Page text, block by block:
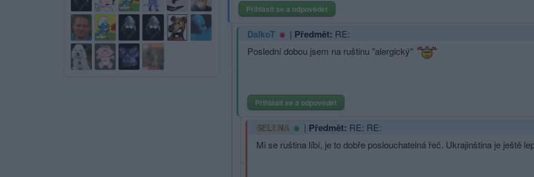
Přihlásit se a odpovědět
DalkoT | Předmět: RE:
Poslední dobou jsem na ruštinu "alergický"
Přihlásit se a odpovědět
SELENA | Předmět: RE: RE:
Mi se ruština líbí, je to dobře poslouchatelná řeč. Ukrajinština je ještě